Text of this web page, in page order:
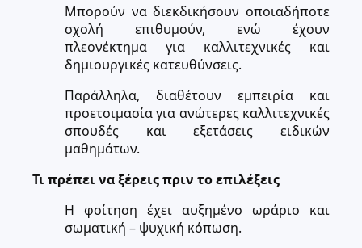
Μπορούν να διεκδικήσουν οποιαδήποτε
σχολή επιθυμούν, ενώ έχουν
πλεονέκτημα για καλλιτεχνικές και
δημιουργικές κατευθύνσεις.
Παράλληλα, διαθέτουν εμπειρία και
προετοιμασία για ανώτερες καλλιτεχνικές
σπουδές και εξετάσεις ειδικών
μαθημάτων.
Τι πρέπει να ξέρεις πριν το επιλέξεις
Η φοίτηση έχει αυξημένο ωράριο και
σωματική – ψυχική κόπωση.